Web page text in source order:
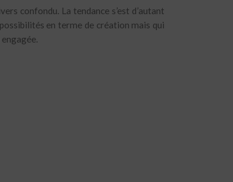
confondu. La tendance s’est d’autant
en terme de création mais qui